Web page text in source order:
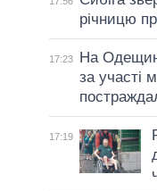
річницю
17:23
На
за участі
17:19